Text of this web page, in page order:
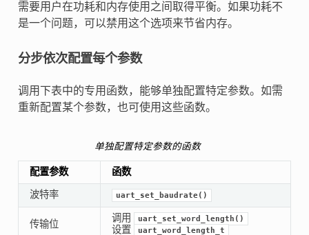
需要用户在功耗和内存使用之间取得平衡。如果功耗不
是一个问题，可以禁用这个选项来节省内存。
分步依次配置每个参数
调用下表中的专用函数，能够单独配置特定参数。如需
重新配置某个参数，也可使用这些函数。
单独配置特定参数的函数
配置参数 函数
波特率 uart_set_baudrate()
传输位
调用 uart_set_word_length()
设置 uart_word_length_t